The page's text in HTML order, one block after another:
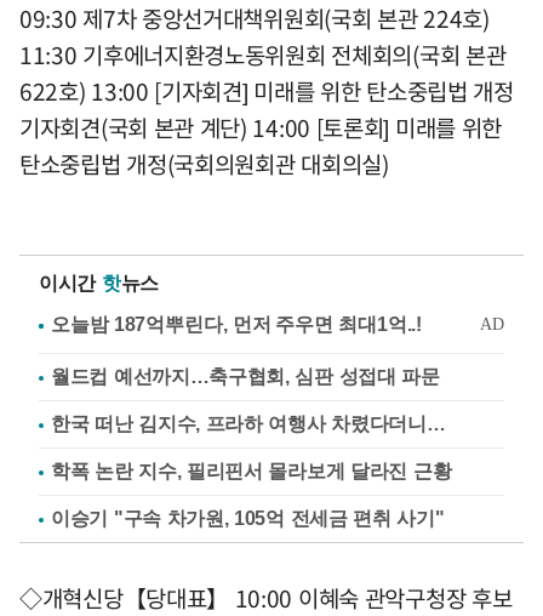
09:30 제7차 중앙선거대책위원회(국회 본관 224호)
11:30 기후에너지환경노동위원회 전체회의(국회 본관
622호) 13:00 [기자회견] 미래를 위한 탄소중립법 개정
기자회견(국회 본관 계단) 14:00 [토론회] 미래를 위한
탄소중립법 개정(국회의원회관 대회의실)
이시간 핫뉴스
월드컵 예선까지…축구협회, 심판 성접대 파문
한국 떠난 김지수, 프라하 여행사 차렸다더니…
학폭 논란 지수, 필리핀서 몰라보게 달라진 근황
이승기 "구속 차가원, 105억 전세금 편취 사기"
◇개혁신당【당대표】 10:00 이혜숙 관악구청장 후보